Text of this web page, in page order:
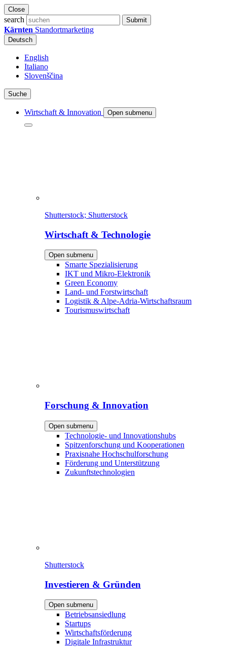
Close
search Submit
Kärnten Standortmarketing
Deutsch
English
Italiano
Slovenščina
Suche
Wirtschaft & Innovation Open submenu
Shutterstock; Shutterstock
Wirtschaft & Technologie
Open submenu
Smarte Spezialisierung
IKT und Mikro-Elektronik
Green Economy
Land- und Forstwirtschaft
Logistik & Alpe-Adria-Wirtschaftsraum
Tourismuswirtschaft
Forschung & Innovation
Open submenu
Technologie- und Innovationshubs
Spitzenforschung und Kooperationen
Praxisnahe Hochschulforschung
Förderung und Unterstützung
Zukunftstechnologien
Shutterstock
Investieren & Gründen
Open submenu
Betriebsansiedlung
Startups
Wirtschaftsförderung
Digitale Infrastruktur